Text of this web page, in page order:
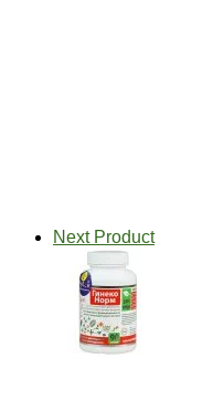
Next Product